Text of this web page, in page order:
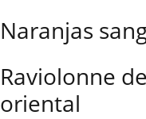
Naranjas
Raviolonne
oriental